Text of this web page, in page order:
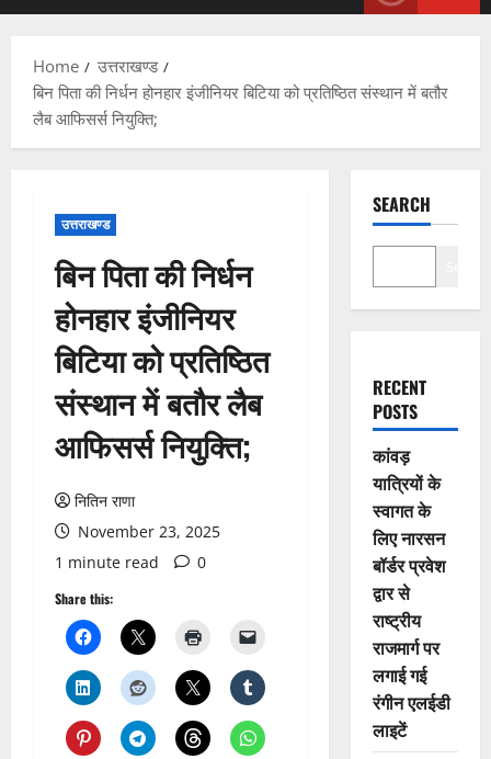
Home
उत्तराखण्ड
बिन पिता की निर्धन होनहार इंजीनियर बिटिया को प्रतिष्ठित संस्थान में बतौर
लैब आफिसर्स नियुक्ति;
उत्तराखण्ड
बिन पिता की निर्धन
होनहार इंजीनियर
बिटिया को प्रतिष्ठित
संस्थान में बतौर लैब
आफिसर्स नियुक्ति;
नितिन राणा
November 23, 2025
1 minute read
0
Share this:
SEARCH
RECENT
POSTS
कांवड़
यात्रियों के
स्वागत के
लिए नारसन
बॉर्डर प्रवेश
द्वार से
राष्ट्रीय
राजमार्ग पर
लगाई गई
रंगीन एलईडी
लाइटें